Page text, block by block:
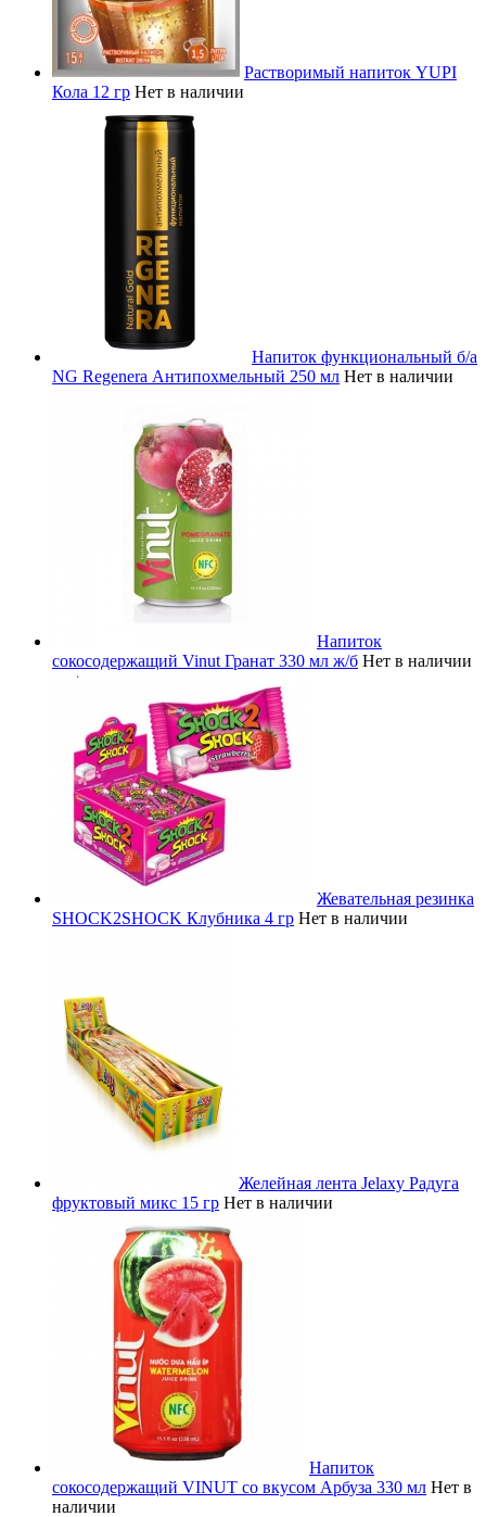
Растворимый напиток YUPI
Кола 12 гр Нет в наличии
Напиток функциональный б/а
NG Regenera Антипохмельный 250 мл Нет в наличии
Напиток
сокосодержащий Vinut Гранат 330 мл ж/б Нет в наличии
Жевательная резинка
SHOCK2SHOCK Клубника 4 гр Нет в наличии
Желейная лента Jelaxy Радуга
фруктовый микс 15 гр Нет в наличии
Напиток
сокосодержащий VINUT со вкусом Арбуза 330 мл Нет в
наличии